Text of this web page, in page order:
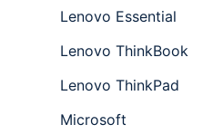
Lenovo Essential
Lenovo ThinkBook
Lenovo ThinkPad
Microsoft